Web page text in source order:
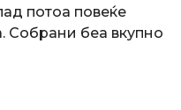
потоа повеќе
Собрани беа вкупно